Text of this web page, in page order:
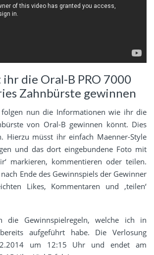
ihr die Oral-B PRO 7000
Zahnbürste gewinnen
folgen nun die Informationen wie ihr die
von Oral-B gewinnen könnt. Dies
Hierzu müsst ihr einfach Maenner-Style
und das dort eingebundene Foto mit
markieren, kommentieren oder teilen.
Ende des Gewinnspiels der Gewinner
Likes, Kommentaren und ‚teilen‘
die Gewinnspielregeln, welche ich in
aufgeführt habe. Die Verlosung
um 12:15 Uhr und endet am